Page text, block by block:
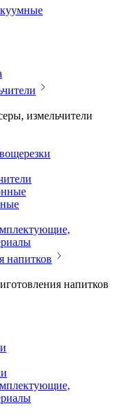
измельчители
напитков
напитков